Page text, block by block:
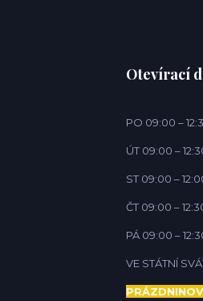
Otevírací
PO 09:00 –
ÚT 09:00 –
ST 09:00 –
ČT 09:00 –
PÁ 09:00 –
VE STÁTNÍ